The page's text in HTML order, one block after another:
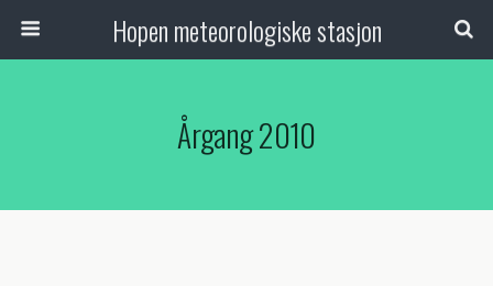
Hopen meteorologiske stasjon
Årgang 2010